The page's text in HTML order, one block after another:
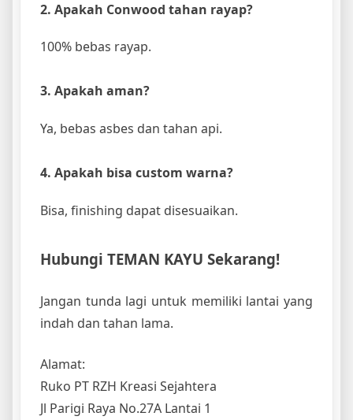
2. Apakah Conwood tahan rayap?
100% bebas rayap.
3. Apakah aman?
Ya, bebas asbes dan tahan api.
4. Apakah bisa custom warna?
Bisa, finishing dapat disesuaikan.
Hubungi TEMAN KAYU Sekarang!
Jangan tunda lagi untuk memiliki lantai yang
indah dan tahan lama.
Alamat:
Ruko PT RZH Kreasi Sejahtera
Jl Parigi Raya No.27A Lantai 1